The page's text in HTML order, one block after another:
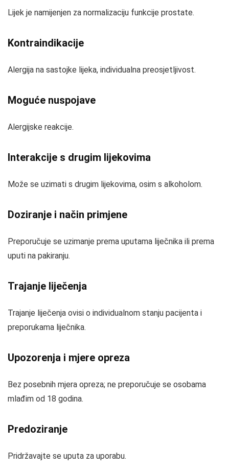
Lijek je namijenjen za normalizaciju funkcije prostate.
Kontraindikacije
Alergija na sastojke lijeka, individualna preosjetljivost.
Moguće nuspojave
Alergijske reakcije.
Interakcije s drugim lijekovima
Može se uzimati s drugim lijekovima, osim s alkoholom.
Doziranje i način primjene
Preporučuje se uzimanje prema uputama liječnika ili prema
uputi na pakiranju.
Trajanje liječenja
Trajanje liječenja ovisi o individualnom stanju pacijenta i
preporukama liječnika.
Upozorenja i mjere opreza
Bez posebnih mjera opreza; ne preporučuje se osobama
mlađim od 18 godina.
Predoziranje
Pridržavajte se uputa za uporabu.